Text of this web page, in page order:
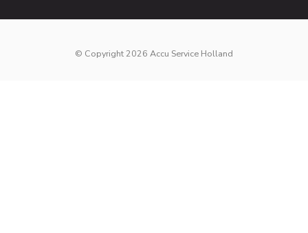
© Copyright 2026 Accu Service Holland